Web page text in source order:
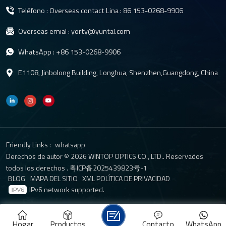
salpicadero de coche Proporciona una ayuda importante en la
seguridad de la conducción nocturna. Conducir de noche a menudo
presenta más riesgos para la seguridad, como baja visibilidad,
luces de la calle insuficientes y otros vehículos que utilizan luces
para automóvil puede ayudar con la seguridad al conducir de
automóvil están equipadas con sensores de poca luz, que
pueden capturar más detalles en situaciones de poca luz. Esto
nocturna: Algunas lentes DVR para automóvil también están
equipadas con función de visión nocturna, que mejora la visión
nocturna a través de tecnología infrarroja u otras tecnologías
ópticas especiales. Esta función de visión nocturna puede
mejorar la visibilidad, facilitando a los conductores observar las
carreteras y los vehículos circundantes, reduciendo así el riesgo
de conducir de noche. 3. Diseño antideslumbrante: Las lentes
Teléfono : Overseas contact Lina : 86 153-0268-9906
Overseas emial :yorty@yuntal.com
WhatsApp : +86 153-0268-9906
E1108, Jinbolong Building, Longhua, Shenzhen,Guangdong, China
Friendly Links : whatsapp
Derechos de autor © 2026 WINTOP OPTICS CO., LTD.. Reservados
todos los derechos .粤ICP备2025439823号-1
BLOG MAPA DEL SITIO XMLPOLÍTICA DE PRIVACIDAD
IPv6 network supported.